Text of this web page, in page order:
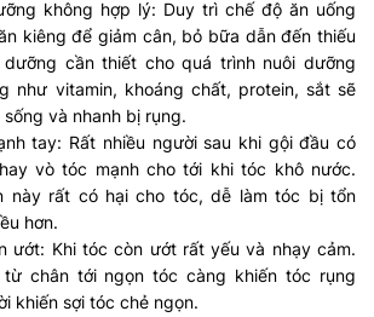
không hợp lý: Duy trì chế độ ăn uống
kiêng để giảm cân, bỏ bữa dẫn đến thiếu
cần thiết cho quá trình nuôi dưỡng
như vitamin, khoáng chất, protein, sắt sẽ
và nhanh bị rụng.
tay: Rất nhiều người sau khi gội đầu có
vò tóc mạnh cho tới khi tóc khô nước.
này rất có hại cho tóc, dễ làm tóc bị tổn
hơn.
ướt: Khi tóc còn ướt rất yếu và nhạy cảm.
chân tới ngọn tóc càng khiến tóc rụng
khiến sợi tóc chẻ ngọn.